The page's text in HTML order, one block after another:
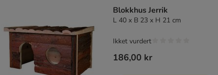
Blokkhus Jerrik
L 40 x B 23 x H 21 cm
186,00 kr
Ikket vurdert